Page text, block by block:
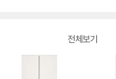
전체보기